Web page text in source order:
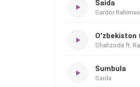
Saida
Sardor
O'zbekiston
Shahzoda ft.
Sumbula
Saida